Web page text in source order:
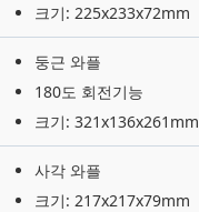
크기: 225x233x72mm
둥근 와플
180도 회전기능
크기: 321x136x261mm
사각 와플
크기: 217x217x79mm